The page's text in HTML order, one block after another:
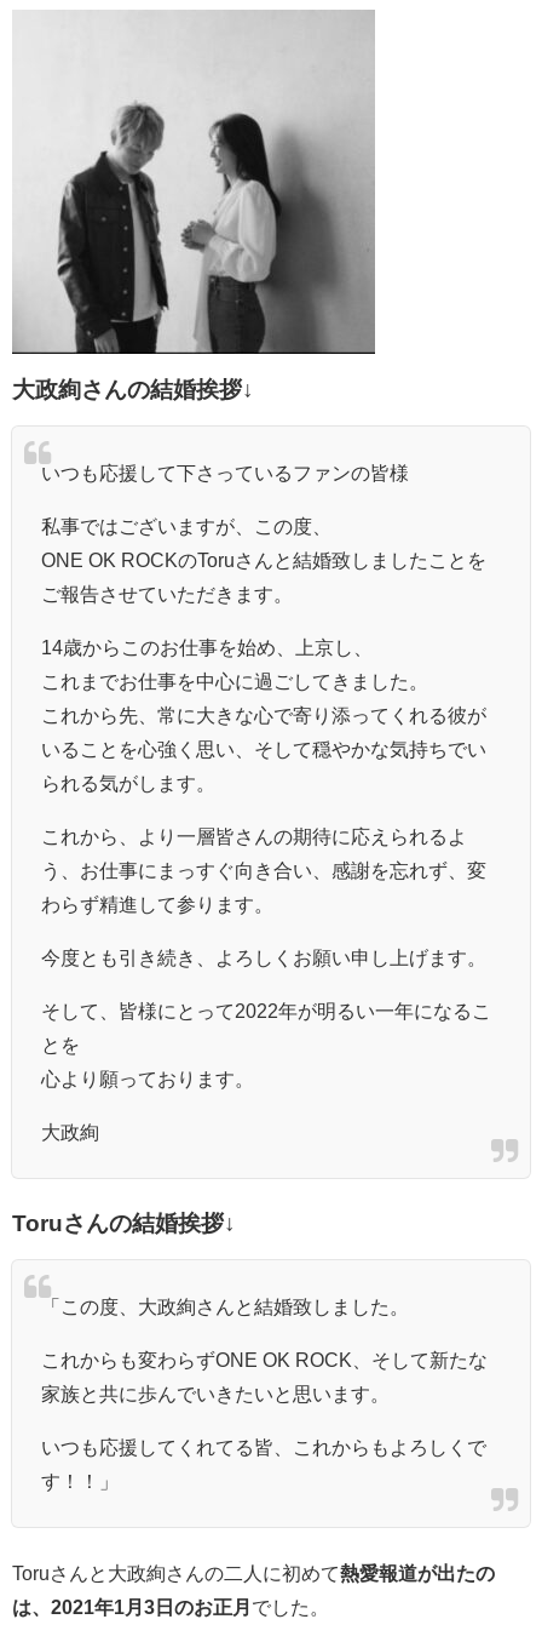
大政絢さんの結婚挨拶↓
いつも応援して下さっているファンの皆様
私事ではございますが、この度、
ONE OK ROCKのToruさんと結婚致しましたことを
ご報告させていただきます。
14歳からこのお仕事を始め、上京し、
これまでお仕事を中心に過ごしてきました。
これから先、常に大きな心で寄り添ってくれる彼が
いることを心強く思い、そして穏やかな気持ちでい
られる気がします。
これから、より一層皆さんの期待に応えられるよ
う、お仕事にまっすぐ向き合い、感謝を忘れず、変
わらず精進して参ります。
今度とも引き続き、よろしくお願い申し上げます。
そして、皆様にとって2022年が明るい一年になるこ
とを
心より願っております。
大政絢
Toruさんの結婚挨拶↓
「この度、大政絢さんと結婚致しました。
これからも変わらずONE OK ROCK、そして新たな
家族と共に歩んでいきたいと思います。
いつも応援してくれてる皆、これからもよろしくで
す！！」
Toruさんと 大政絢さんの二人に初めて熱愛報道が出たの
は、2021年1月3日のお正月 でした。